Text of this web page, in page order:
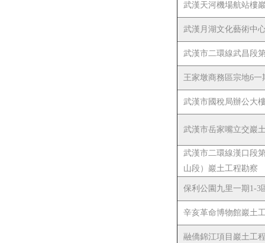
武漢天河機場航站樓
武漢月湖文化藝術中
武漢市二環線武昌段
王家墩商務區宗地6
武漢市國稅局辦公大
武漢市岳家嘴立交巖
武漢市二環線漢口段
山段）巖土工程勘察
保利公園九里一期1-3
辛亥革命博物館巖土
融僑錦江項目巖土工